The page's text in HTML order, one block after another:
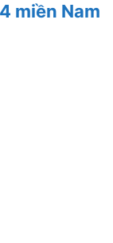
miền Nam